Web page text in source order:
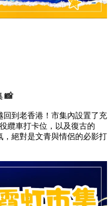
📸
到老香港！市集內設置了充
纜車打卡位，以及復古的
，絕對是文青與情侶的必影打